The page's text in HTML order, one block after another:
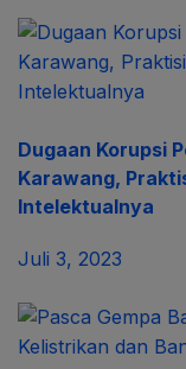
Dugaan Korupsi
Karawang,
Intelektualnya
Juli 3, 2023